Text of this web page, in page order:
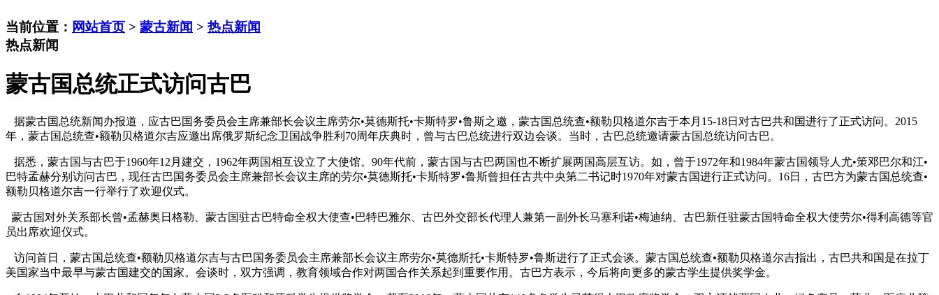
当前位置： 网站首页 > 蒙古新闻 > 热点新闻
热点新闻
蒙古国总统正式访问古巴
据蒙古国总统新闻办报道，应古巴国务委员会主席兼部长会议主席劳尔•莫德斯托•卡斯特罗•鲁斯之邀，蒙古国总统查•额勒贝格道尔吉于本月15-18日对古巴共和国进行了正式访问。2015
年，蒙古国总统查•额勒贝格道尔吉应邀出席俄罗斯纪念卫国战争胜利70周年庆典时，曾与古巴总统进行双边会谈。当时，古巴总统邀请蒙古国总统访问古巴。
据悉，蒙古国与古巴于1960年12月建交，1962年两国相互设立了大使馆。90年代前，蒙古国与古巴两国也不断扩展两国高层互访。如，曾于1972年和1984年蒙古国领导人尤•策邓巴尔和江•
巴特孟赫分别访问古巴，现任古巴国务委员会主席兼部长会议主席的劳尔•莫德斯托•卡斯特罗•鲁斯曾担任古共中央第二书记时1970年对蒙古国进行正式访问。16日，古巴方为蒙古国总统查•
额勒贝格道尔吉一行举行了欢迎仪式。
蒙古国对外关系部长曾•孟赫奥日格勒、蒙古国驻古巴特命全权大使查•巴特巴雅尔、古巴外交部长代理人兼第一副外长马塞利诺•梅迪纳、古巴新任驻蒙古国特命全权大使劳尔•得利高德等官
员出席欢迎仪式。
访问首日，蒙古国总统查•额勒贝格道尔吉与古巴国务委员会主席兼部长会议主席劳尔•莫德斯托•卡斯特罗•鲁斯进行了正式会谈。蒙古国总统查•额勒贝格道尔吉指出，古巴共和国是在拉丁
美国家当中最早与蒙古国建交的国家。会谈时，双方强调，教育领域合作对两国合作关系起到重要作用。古巴方表示，今后将向更多的蒙古学生提供奖学金。